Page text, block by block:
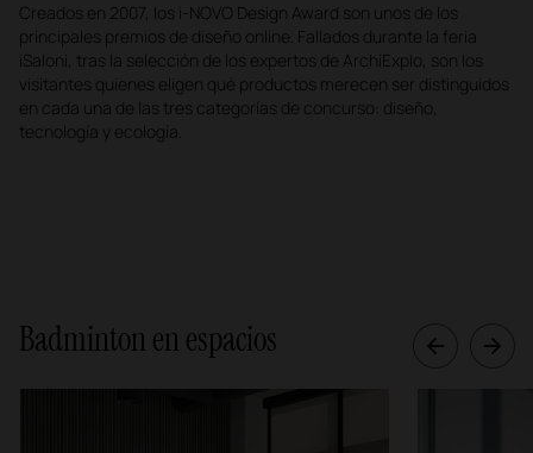
Creados en 2007, los i-NOVO Design Award son unos de los
principales premios de diseño online. Fallados durante la feria
iSaloni, tras la selección de los expertos de ArchiExplo, son los
visitantes quienes eligen qué productos merecen ser distinguidos
en cada una de las tres categorías de concurso: diseño,
tecnología y ecología.
Badminton en espacios